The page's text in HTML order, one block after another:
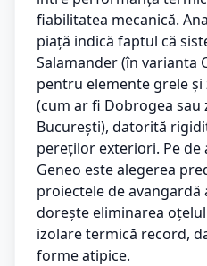
fiabilitatea mecanică.
piață indică faptul că
Salamander (în varianta
pentru elemente grele
(cum ar fi Dobrogea sau
București), datorită
pereților exteriori. Pe de
Geneo este alegerea
proiectele de
dorește eliminarea
izolare termică record,
forme atipice.